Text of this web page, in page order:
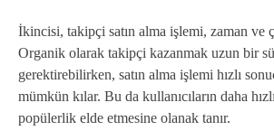
İkincisi, takipçi satın alma işlemi, zaman ve
Organik olarak takipçi kazanmak uzun bir
gerektirebilirken, satın alma işlemi hızlı
mümkün kılar. Bu da kullanıcıların daha
popülerlik elde etmesine olanak tanır.